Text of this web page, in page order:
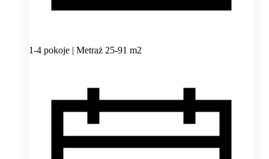
1-4 pokoje | Metraż 25-91 m2